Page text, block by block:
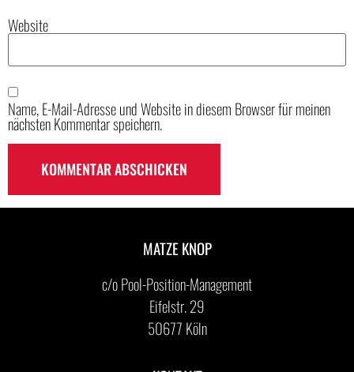
Website
Name, E-Mail-Adresse und Website in diesem Browser für meinen
nächsten Kommentar speichern.
MATZE KNOP
c/o Pool-Position-Management
Eifelstr. 29
50677 Köln